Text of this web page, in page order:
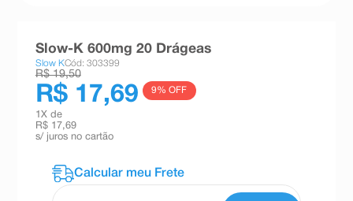
teste gravidez
esmalte
absorvente
Slow-K 600mg 20 Drágeas
Slow KCód: 303399
R$ 19,50
R$ 17,69 9% OFF
1 X de
R$ 17,69
s/ juros no cartão